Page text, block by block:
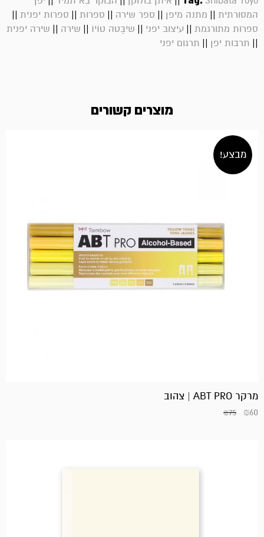
המסורתית || מתנה מיפן || ספר שירה || ספרות || ספרות יפנית ||
ספרות מתורגמת || עיצוב יפני || שיבַּטה טוֹיוֹ || שירה || שירה יפנית
|| תרבות יפן || תרגום יפני
מוצרים קשורים
מבצע!
מרקר ABT PRO | צהוב
₪75 ₪60